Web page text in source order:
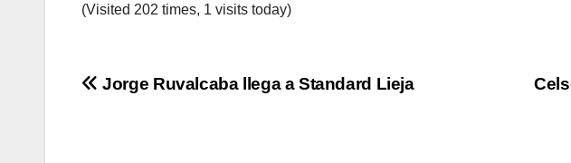
(Visited 202 times, 1 visits today)
Navegación
Jorge Ruvalcaba llega a Standard Lieja